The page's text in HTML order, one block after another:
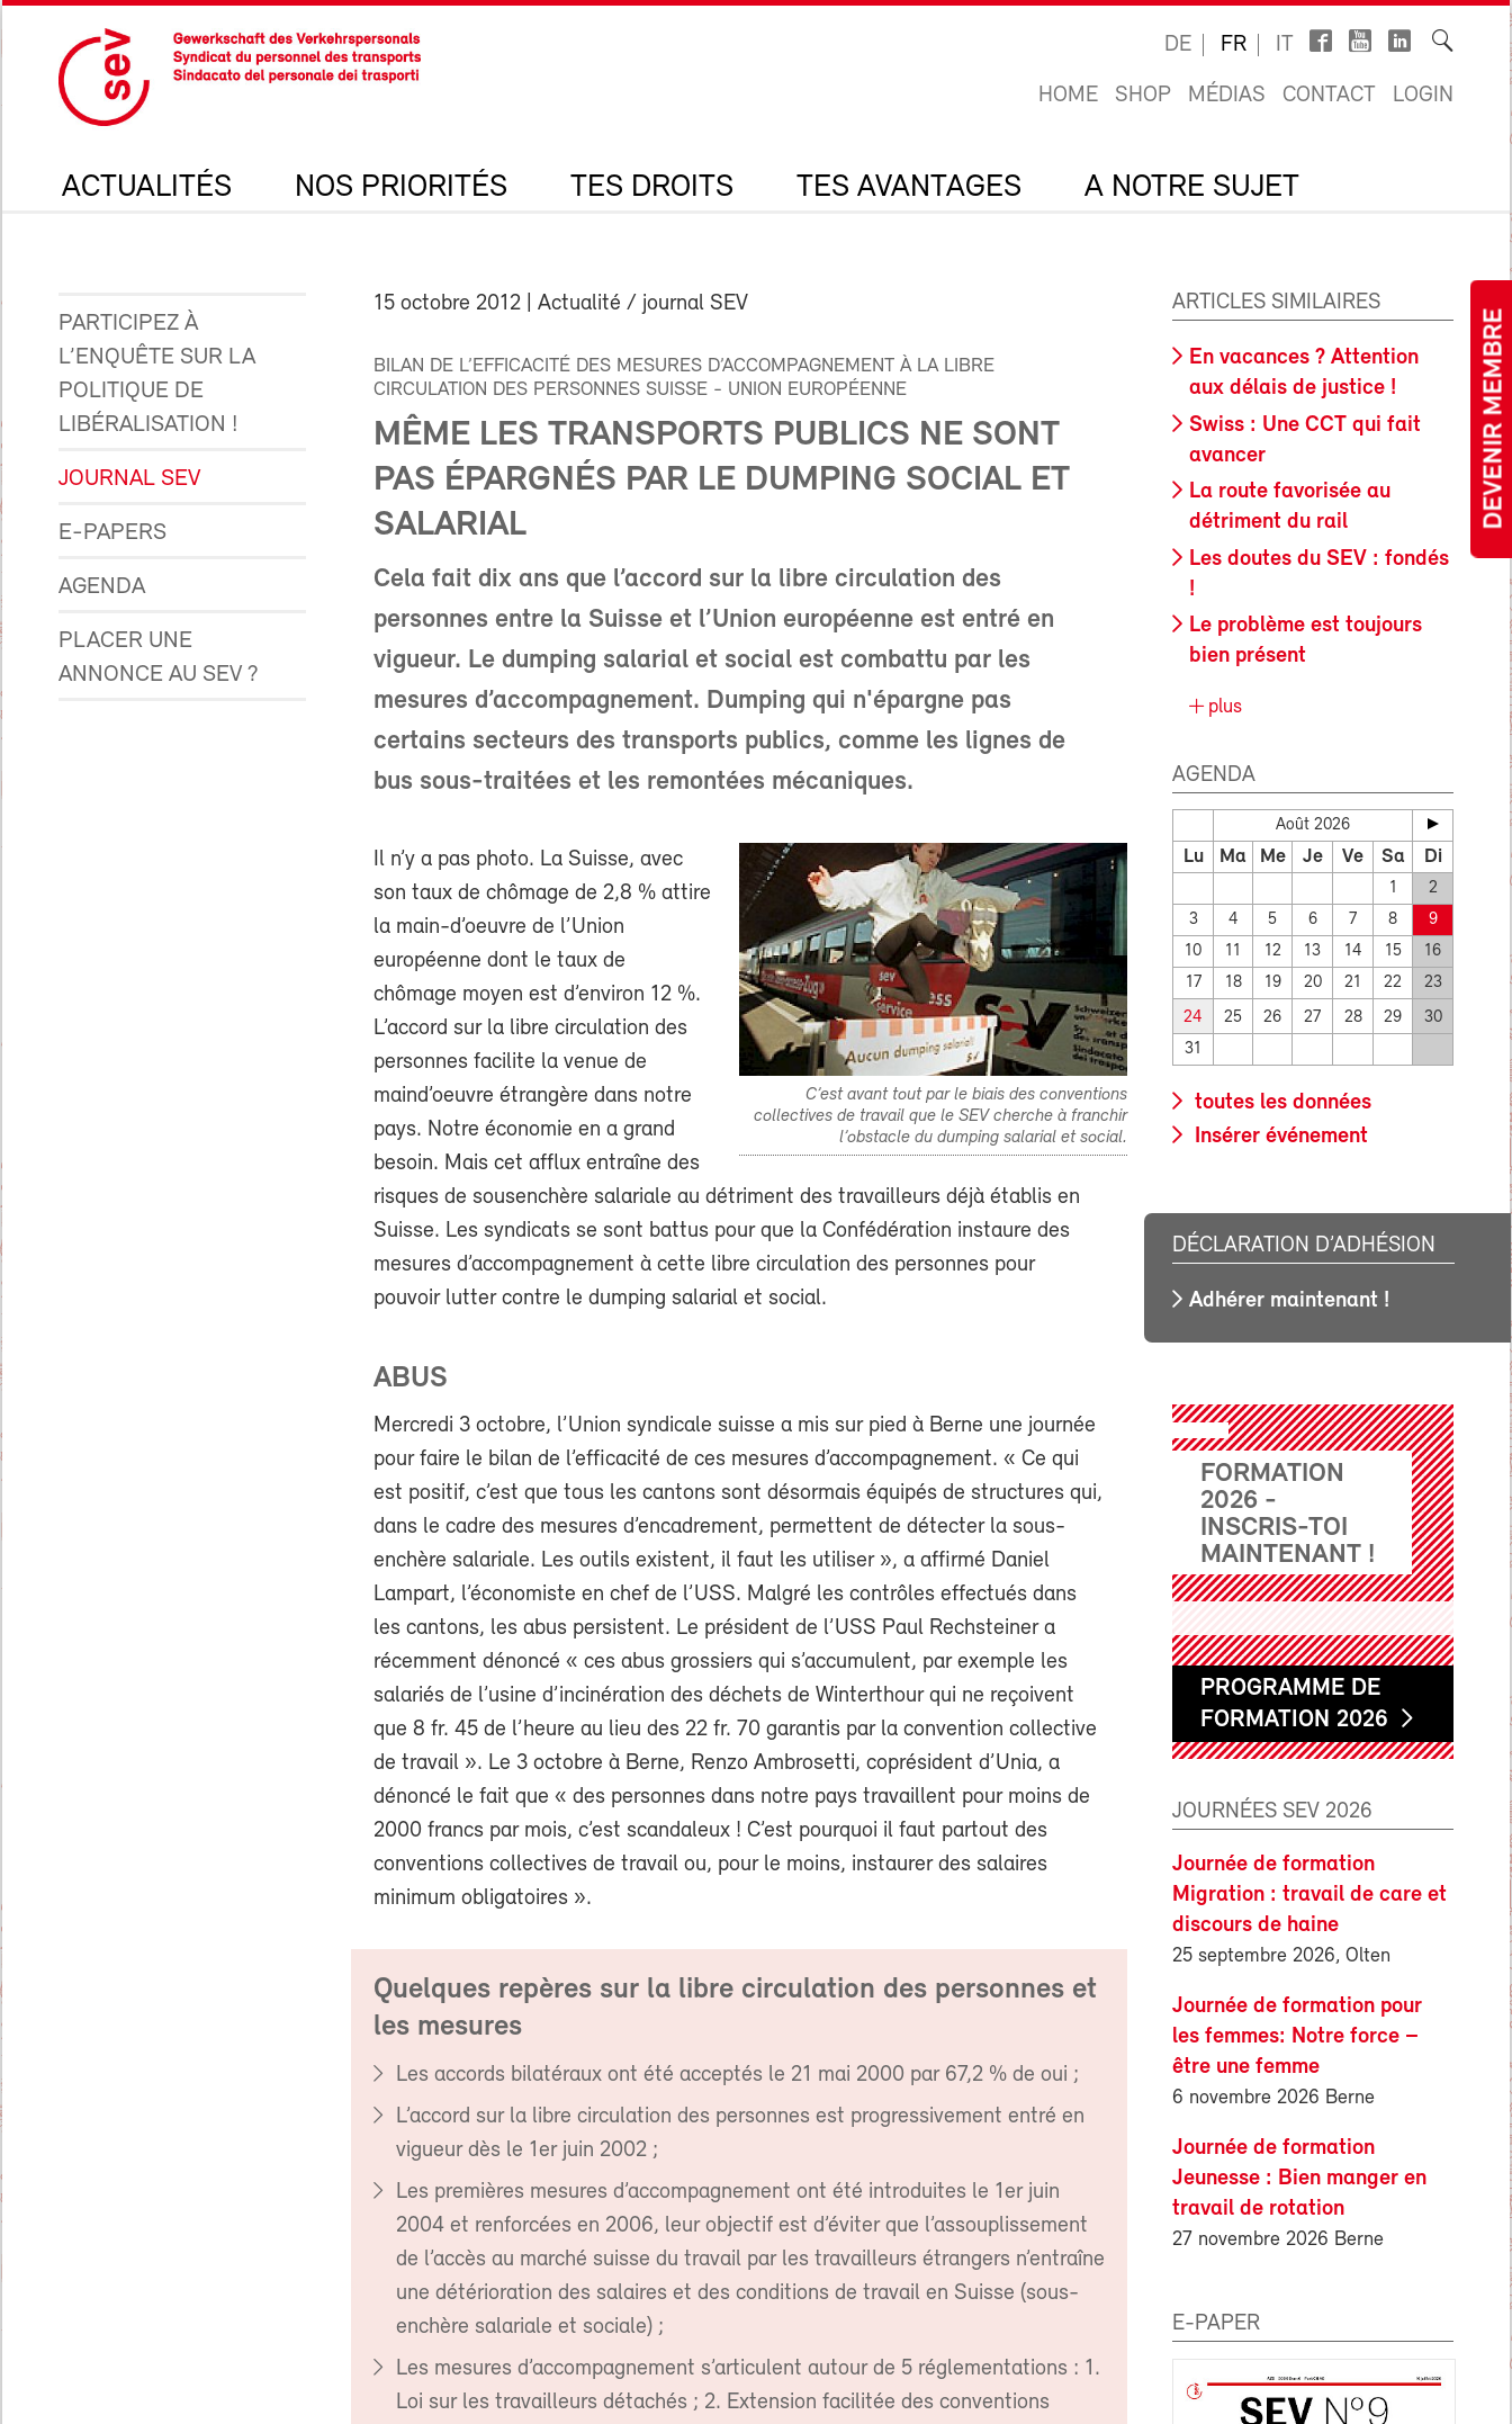
DEVENIR MEMBRE
DE FR IT
HOME SHOP MÉDIAS CONTACT LOGIN
ACTUALITÉS NOS PRIORITÉS TES DROITS TES AVANTAGES A NOTRE SUJET
PARTICIPEZ À
L’ENQUÊTE SUR LA
POLITIQUE DE
LIBÉRALISATION !
JOURNAL SEV
E-PAPERS
AGENDA
PLACER UNE
ANNONCE AU SEV ?
15 octobre 2012 | Actualité / journal SEV
BILAN DE L’EFFICACITÉ DES MESURES D’ACCOMPAGNEMENT À LA LIBRE
CIRCULATION DES PERSONNES SUISSE - UNION EUROPÉENNE
MÊME LES TRANSPORTS PUBLICS NE SONT
PAS ÉPARGNÉS PAR LE DUMPING SOCIAL ET
SALARIAL
Cela fait dix ans que l’accord sur la libre circulation des
personnes entre la Suisse et l’Union européenne est entré en
vigueur. Le dumping salarial et social est combattu par les
mesures d’accompagnement. Dumping qui n'épargne pas
certains secteurs des transports publics, comme les lignes de
bus sous-traitées et les remontées mécaniques.
C’est avant tout par le biais des conventions
collectives de travail que le SEV cherche à franchir
l’obstacle du dumping salarial et social.
Il n’y a pas photo. La Suisse, avec
son taux de chômage de 2,8 % attire
la main-d’oeuvre de l’Union
européenne dont le taux de
chômage moyen est d’environ 12 %.
L’accord sur la libre circulation des
personnes facilite la venue de
maind’oeuvre étrangère dans notre
pays. Notre économie en a grand
besoin. Mais cet afflux entraîne des
risques de sousenchère salariale au détriment des travailleurs déjà établis en
Suisse. Les syndicats se sont battus pour que la Confédération instaure des
mesures d’accompagnement à cette libre circulation des personnes pour
pouvoir lutter contre le dumping salarial et social.
ABUS
Mercredi 3 octobre, l’Union syndicale suisse a mis sur pied à Berne une journée
pour faire le bilan de l’efficacité de ces mesures d’accompagnement. « Ce qui
est positif, c’est que tous les cantons sont désormais équipés de structures qui,
dans le cadre des mesures d’encadrement, permettent de détecter la sous-
enchère salariale. Les outils existent, il faut les utiliser », a affirmé Daniel
Lampart, l’économiste en chef de l’USS. Malgré les contrôles effectués dans
les cantons, les abus persistent. Le président de l’USS Paul Rechsteiner a
récemment dénoncé « ces abus grossiers qui s’accumulent, par exemple les
salariés de l’usine d’incinération des déchets de Winterthour qui ne reçoivent
que 8 fr. 45 de l’heure au lieu des 22 fr. 70 garantis par la convention collective
de travail ». Le 3 octobre à Berne, Renzo Ambrosetti, coprésident d’Unia, a
dénoncé le fait que « des personnes dans notre pays travaillent pour moins de
2000 francs par mois, c’est scandaleux ! C’est pourquoi il faut partout des
conventions collectives de travail ou, pour le moins, instaurer des salaires
minimum obligatoires ».
Quelques repères sur la libre circulation des personnes et
les mesures
Les accords bilatéraux ont été acceptés le 21 mai 2000 par 67,2 % de oui ;
L’accord sur la libre circulation des personnes est progressivement entré en
vigueur dès le 1er juin 2002 ;
Les premières mesures d’accompagnement ont été introduites le 1er juin
2004 et renforcées en 2006, leur objectif est d’éviter que l’assouplissement
de l’accès au marché suisse du travail par les travailleurs étrangers n’entraîne
une détérioration des salaires et des conditions de travail en Suisse (sous-
enchère salariale et sociale) ;
Les mesures d’accompagnement s’articulent autour de 5 réglementations : 1.
Loi sur les travailleurs détachés ; 2. Extension facilitée des conventions
ARTICLES SIMILAIRES
En vacances ? Attention
aux délais de justice !
Swiss : Une CCT qui fait
avancer
La route favorisée au
détriment du rail
Les doutes du SEV : fondés
!
Le problème est toujours
bien présent
plus
AGENDA
Août 2026
Lu Ma Me Je Ve Sa Di
1
2
3
4 5 6 7 8
9
10
11 12 13 14 15
16
17
18 19 20 21 22 23
24 25 26 27 28 29
30
31
toutes les données
Insérer événement
DÉCLARATION D’ADHÉSION
Adhérer maintenant !
FORMATION
2026 -
INSCRIS-TOI
MAINTENANT !
PROGRAMME DE
FORMATION 2026
JOURNÉES SEV 2026
Journée de formation
Migration : travail de care et
discours de haine
25 septembre 2026, Olten
Journée de formation pour
les femmes: Notre force –
être une femme
6 novembre 2026 Berne
Journée de formation
Jeunesse : Bien manger en
travail de rotation
27 novembre 2026 Berne
E-PAPER